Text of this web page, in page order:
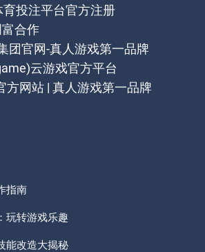
投注平台官方注册
合作
团官网-真人游戏第一品牌
云游戏官方平台
方网站 | 真人游戏第一品牌
指南
玩转游戏乐趣
能改造大揭秘